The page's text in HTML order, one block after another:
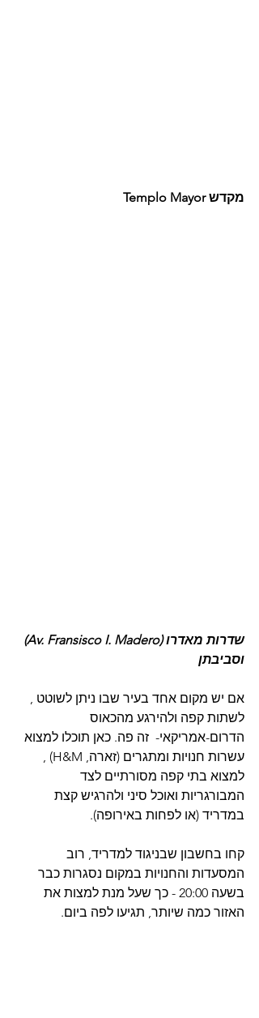
מקדש Templo Mayor
שדרות מאדרו (Av. Fransisco I. Madero)
וסביבתן
אם יש מקום אחד בעיר שבו ניתן לשוטט ,
לשתות קפה ולהירגע מהכאוס
הדרום-אמריקאי-  זה פה. כאן תוכלו למצוא
עשרות חנויות ומתגרים (זארה, H&M) ,
למצוא בתי קפה מסורתיים לצד
המבורגריות ואוכל סיני ולהרגיש קצת
במדריד (או לפחות באירופה).
קחו בחשבון שבניגוד למדריד, רוב
המסעדות והחנויות במקום נסגרות כבר
בשעה 20:00 - כך שעל מנת למצות את
האזור כמה שיותר, תגיעו לפה ביום.